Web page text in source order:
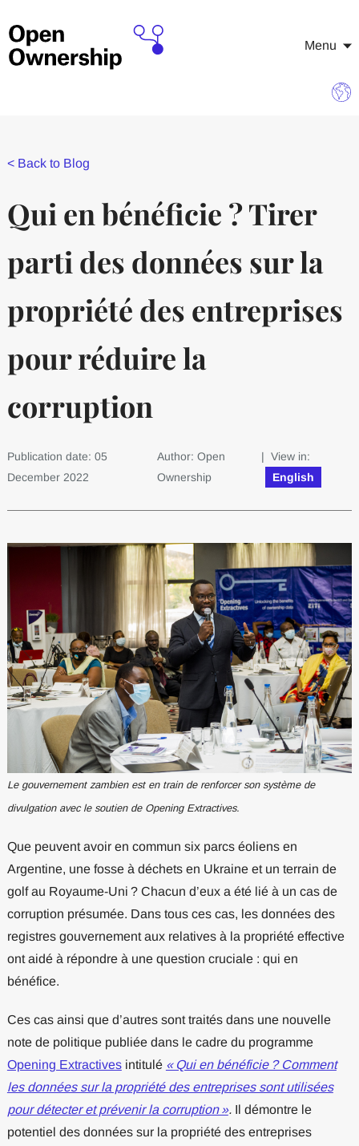
Menu
< Back to Blog
Qui en bénéficie ? Tirer
parti des données sur la
propriété des entreprises
pour réduire la
corruption
Publication date: 05
December 2022
Author: Open
Ownership
| View in:
English
Le gouvernement zambien est en train de renforcer son système de
divulgation avec le soutien de Opening Extractives.
Que peuvent avoir en commun six parcs éoliens en
Argentine, une fosse à déchets en Ukraine et un terrain de
golf au Royaume-Uni ? Chacun d’eux a été lié à un cas de
corruption présumée. Dans tous ces cas, les données des
registres gouvernement aux relatives à la propriété effective
ont aidé à répondre à une question cruciale : qui en
bénéfice.
Ces cas ainsi que d’autres sont traités dans une nouvelle
note de politique publiée dans le cadre du programme
Opening Extractivesintitulé « Qui en bénéficie ? Comment
les données sur la propriété des entreprises sont utilisées
pour détecter et prévenir la corruption ».Il démontre le
potentiel des données sur la propriété des entreprises